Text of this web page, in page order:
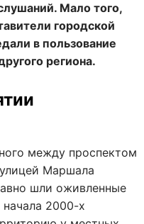
Мало того,
городской
в пользование
региона.
между проспектом
Маршала
шли оживленные
2000-х